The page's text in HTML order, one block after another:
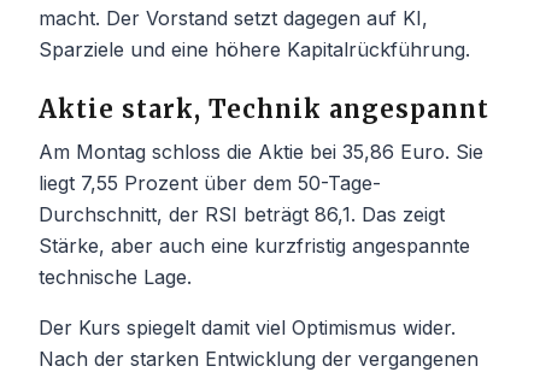
macht. Der Vorstand setzt dagegen auf KI,
Sparziele und eine höhere Kapitalrückführung.
Aktie stark, Technik angespannt
Am Montag schloss die Aktie bei 35,86 Euro. Sie
liegt 7,55 Prozent über dem 50-Tage-
Durchschnitt, der RSI beträgt 86,1. Das zeigt
Stärke, aber auch eine kurzfristig angespannte
technische Lage.
Der Kurs spiegelt damit viel Optimismus wider.
Nach der starken Entwicklung der vergangenen